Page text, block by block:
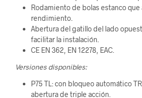
Rodamiento de bolas estanco que
rendimiento.
Abertura del gatillo del lado
facilitar la instalación.
CE EN 362, EN 12278, EAC.
Versiones disponibles:
P75 TL: con bloqueo automático
abertura de triple acción.